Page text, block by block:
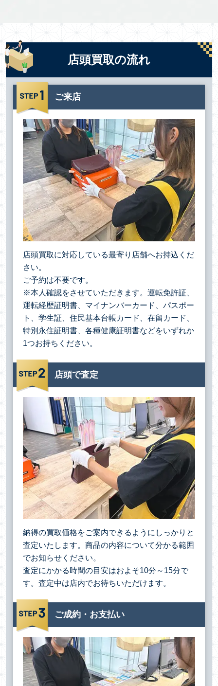
店頭買取の流れ
ご来店
店頭買取に対応している最寄り店舗へお持込くだ
さい。
ご予約は不要です。
※本人確認をさせていただきます。運転免許証、
運転経歴証明書、マイナンバーカード、パスポー
ト、学生証、住民基本台帳カード、在留カード、
特別永住証明書、各種健康証明書などをいずれか
1つお持ちください。
店頭で査定
納得の買取価格をご案内できるようにしっかりと
査定いたします。商品の内容について分かる範囲
でお知らせください。
査定にかかる時間の目安はおよそ10分～15分で
す。査定中は店内でお待ちいただけます。
ご成約・お支払い